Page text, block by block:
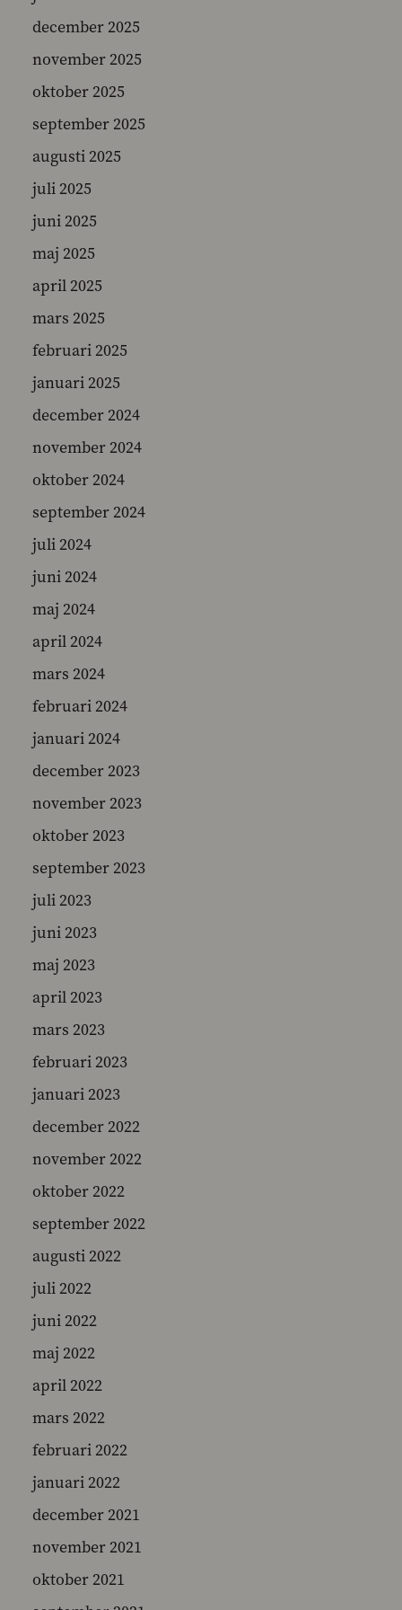
SEARCH
december 2025
november 2025
oktober 2025
september 2025
augusti 2025
juli 2025
juni 2025
maj 2025
april 2025
mars 2025
februari 2025
januari 2025
december 2024
november 2024
oktober 2024
september 2024
juli 2024
juni 2024
maj 2024
april 2024
mars 2024
februari 2024
januari 2024
december 2023
november 2023
oktober 2023
september 2023
juli 2023
juni 2023
maj 2023
april 2023
mars 2023
februari 2023
januari 2023
december 2022
november 2022
oktober 2022
september 2022
augusti 2022
juli 2022
juni 2022
maj 2022
april 2022
mars 2022
februari 2022
januari 2022
december 2021
november 2021
oktober 2021